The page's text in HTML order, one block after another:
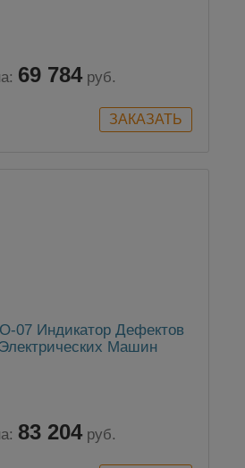
69 784 руб.
07 Индикатор Дефектов
Машин
83 204 руб.